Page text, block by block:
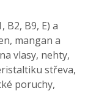
B2, B9, E) a
mangan a
vlasy, nehty,
střeva,
poruchy,